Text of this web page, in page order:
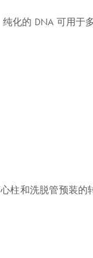
化的 DNA 可用于
柱和洗脱管预装